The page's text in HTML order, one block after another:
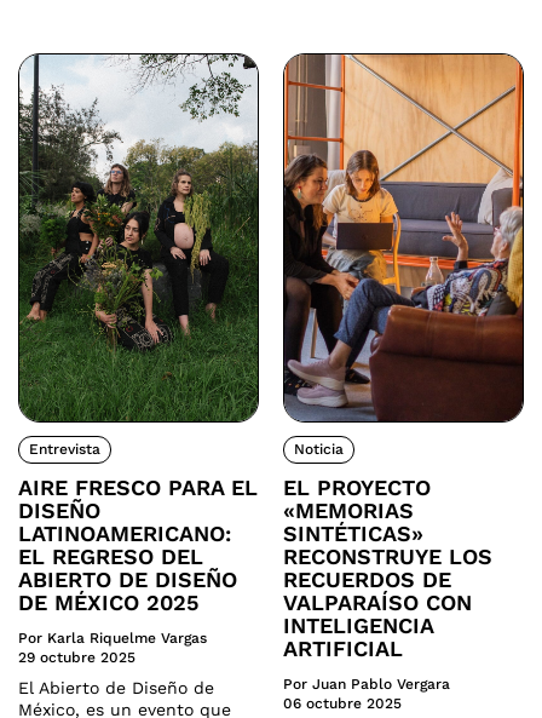
Entrevista
AIRE FRESCO PARA EL
DISEÑO
LATINOAMERICANO:
EL REGRESO DEL
ABIERTO DE DISEÑO
DE MÉXICO 2025
Por Karla Riquelme Vargas
29 octubre 2025
El Abierto de Diseño de
México, es un evento que
Noticia
EL PROYECTO
«MEMORIAS
SINTÉTICAS»
RECONSTRUYE LOS
RECUERDOS DE
VALPARAÍSO CON
INTELIGENCIA
ARTIFICIAL
Por Juan Pablo Vergara
06 octubre 2025